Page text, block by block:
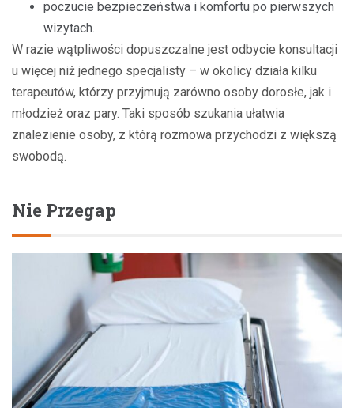
poczucie bezpieczeństwa i komfortu po pierwszych
wizytach.
W razie wątpliwości dopuszczalne jest odbycie konsultacji
u więcej niż jednego specjalisty – w okolicy działa kilku
terapeutów, którzy przyjmują zarówno osoby dorosłe, jak i
młodzież oraz pary. Taki sposób szukania ułatwia
znalezienie osoby, z którą rozmowa przychodzi z większą
swobodą.
Nie Przegap